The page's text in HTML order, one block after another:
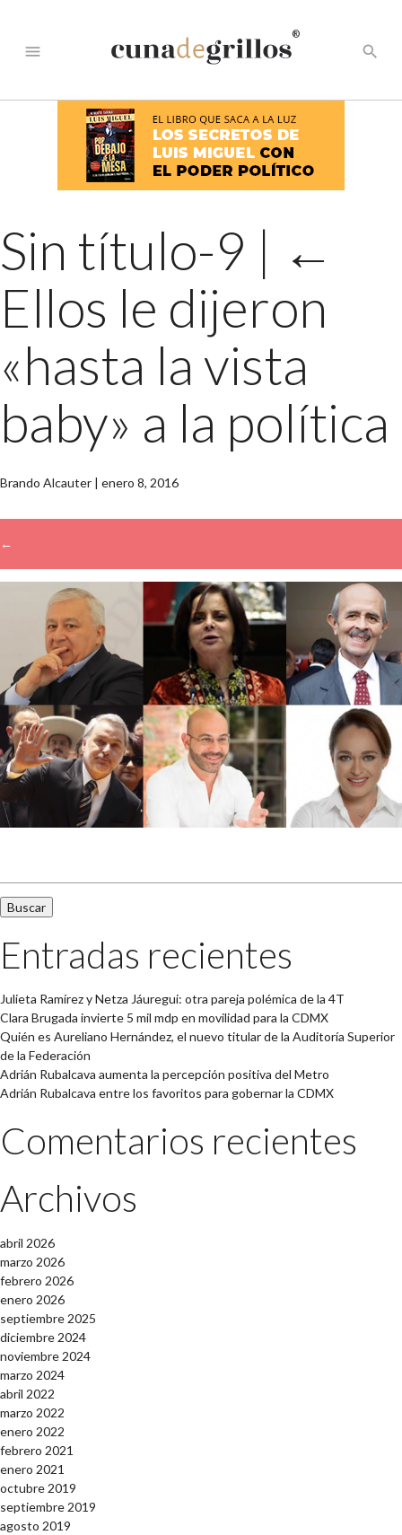
menu
®
search
Sin título-9 | ←
Ellos le dijeron
«hasta la vista
baby» a la política
Brando Alcauter | enero 8, 2016
←
Entradas recientes
Julieta Ramírez y Netza Jáuregui: otra pareja polémica de la 4T
Clara Brugada invierte 5 mil mdp en movilidad para la CDMX
Quién es Aureliano Hernández, el nuevo titular de la Auditoría Superior
de la Federación
Adrián Rubalcava aumenta la percepción positiva del Metro
Adrián Rubalcava entre los favoritos para gobernar la CDMX
Comentarios recientes
Archivos
abril 2026
marzo 2026
febrero 2026
enero 2026
septiembre 2025
diciembre 2024
noviembre 2024
marzo 2024
abril 2022
marzo 2022
enero 2022
febrero 2021
enero 2021
octubre 2019
septiembre 2019
agosto 2019